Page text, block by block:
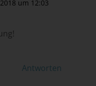
um 12:03
Antworten